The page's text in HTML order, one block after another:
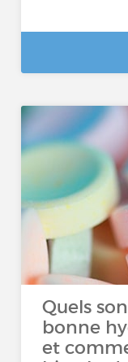
Quels
bonne
et